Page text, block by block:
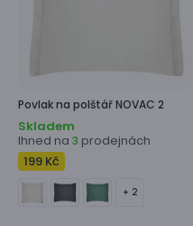
Povlak na polštářNOVAC 2
Skladem
Ihned na 3 prodejnách
199 Kč
+ 2